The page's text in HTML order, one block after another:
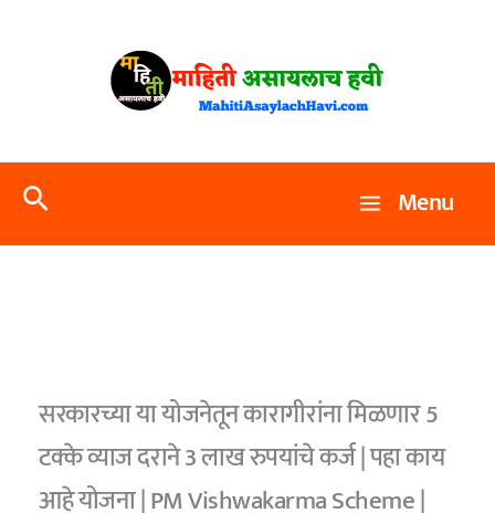
Search Menu
सरकारच्या या योजनेतून कारागीरांना मिळणार 5
टक्के व्याज दराने 3 लाख रुपयांचे कर्ज | पहा काय
आहे योजना | PM Vishwakarma Scheme |